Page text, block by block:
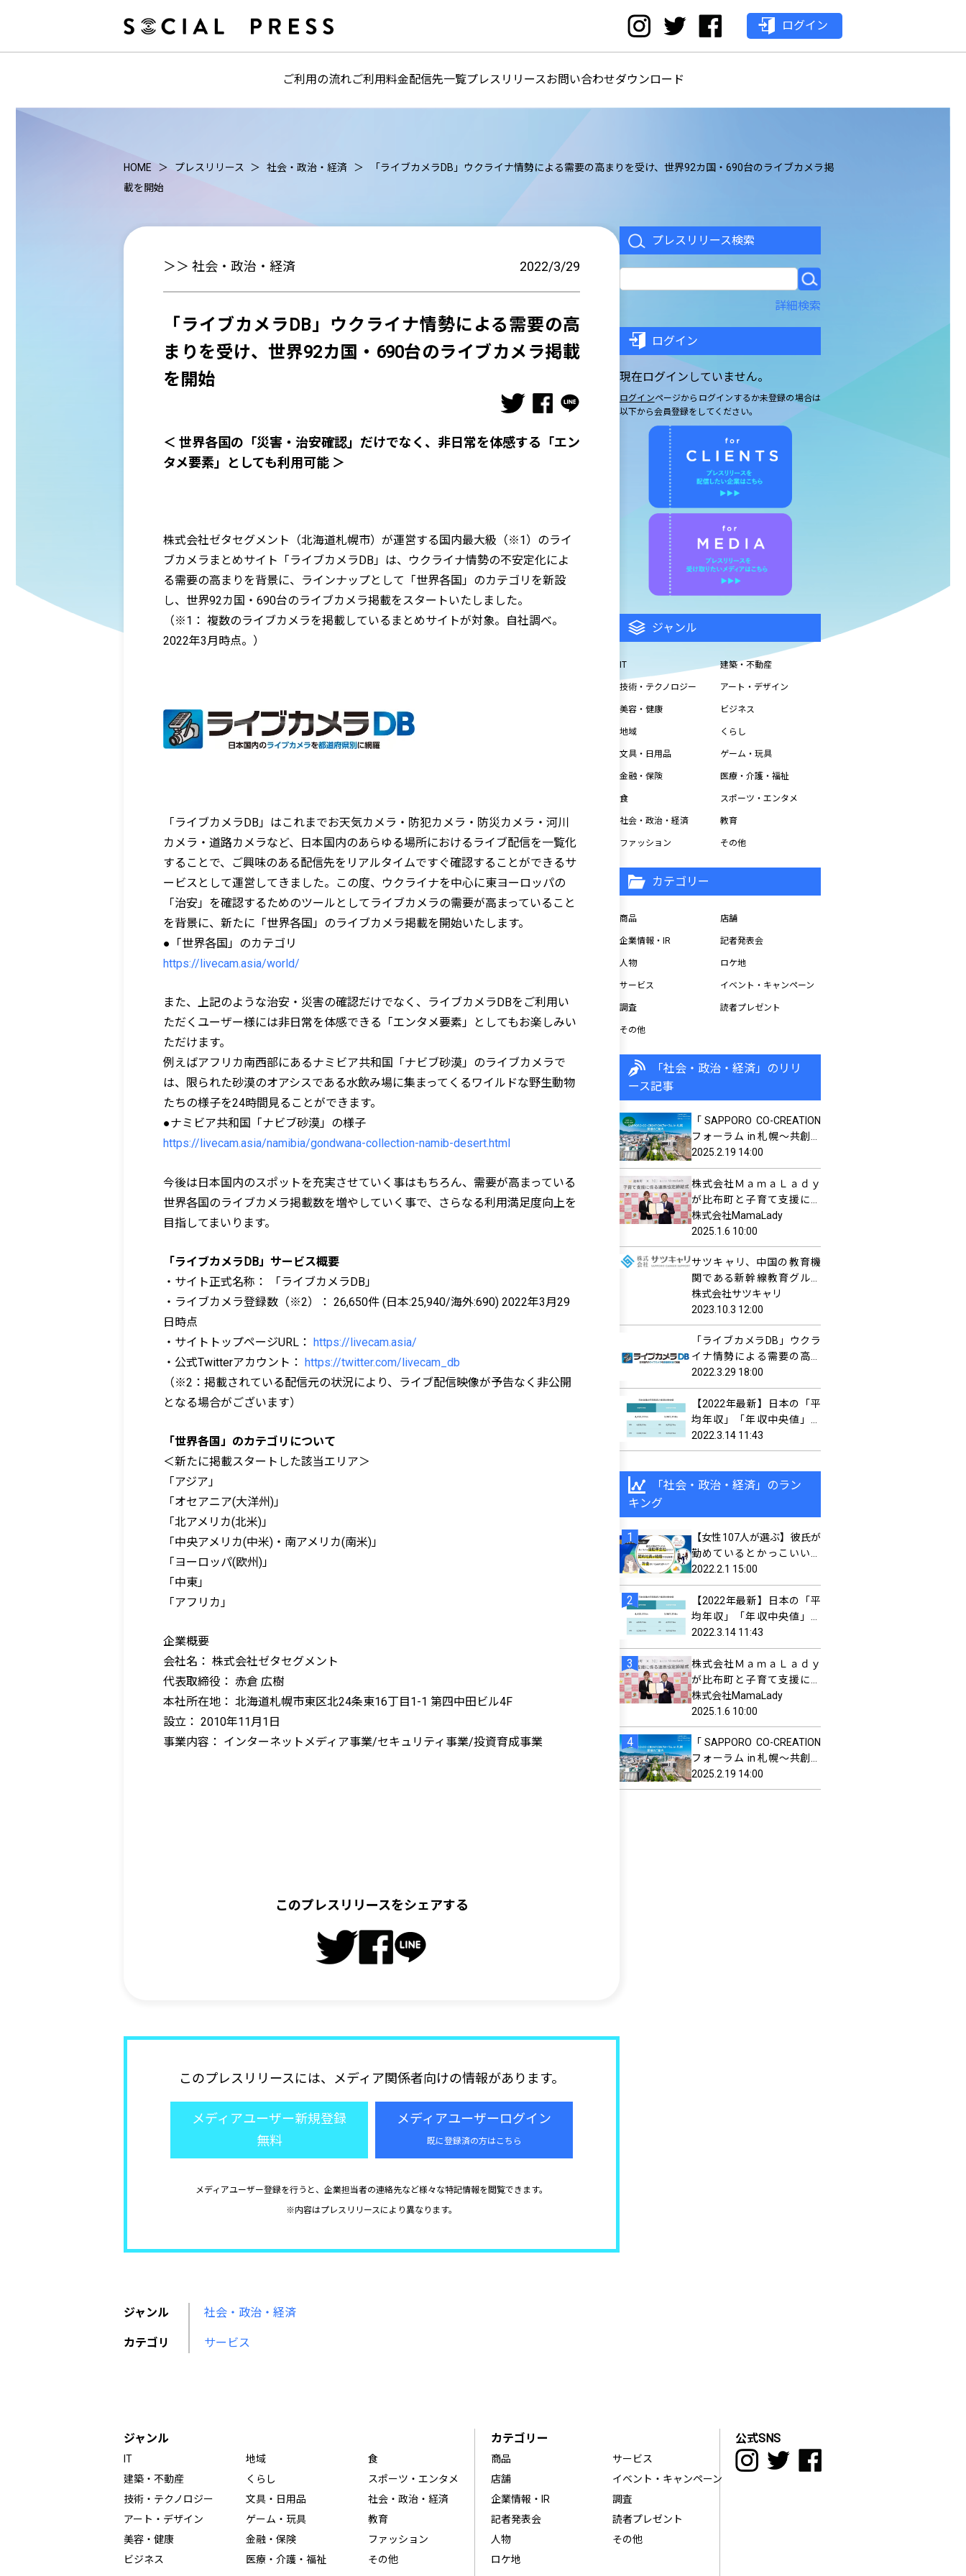
ログイン
ご利用の流れご利用料金配信先一覧プレスリリースお問い合わせダウンロード
HOME プレスリリース 社会・政治・経済
「ライブカメラDB」ウクライナ情勢による需要の高まりを受け、世界92カ国・690台のライブカメラ掲
載を開始
＞＞ 社会・政治・経済 2022/3/29
「ライブカメラDB」ウクライナ情勢による需要の高
まりを受け、世界92カ国・690台のライブカメラ掲載
を開始
＜ 世界各国の「災害・治安確認」だけでなく、非日常を体感する「エン
タメ要素」としても利用可能 ＞
株式会社ゼタセグメント（北海道札幌市）が運営する国内最大級（※1）のライ
ブカメラまとめサイト「ライブカメラDB」は、ウクライナ情勢の不安定化によ
る需要の高まりを背景に、ラインナップとして「世界各国」のカテゴリを新設
し、世界92カ国・690台のライブカメラ掲載をスタートいたしました。
（※1： 複数のライブカメラを掲載しているまとめサイトが対象。自社調べ。
2022年3月時点。）
「ライブカメラDB」はこれまでお天気カメラ・防犯カメラ・防災カメラ・河川
カメラ・道路カメラなど、日本国内のあらゆる場所におけるライブ配信を一覧化
することで、ご興味のある配信先をリアルタイムですぐ確認することができるサ
ービスとして運営してきました。この度、ウクライナを中心に東ヨーロッパの
「治安」を確認するためのツールとしてライブカメラの需要が高まっていること
を背景に、新たに「世界各国」のライブカメラ掲載を開始いたします。
●「世界各国」のカテゴリ
https://livecam.asia/world/
また、上記のような治安・災害の確認だけでなく、ライブカメラDBをご利用い
ただくユーザー様には非日常を体感できる「エンタメ要素」としてもお楽しみい
ただけます。
例えばアフリカ南西部にあるナミビア共和国「ナビブ砂漠」のライブカメラで
は、限られた砂漠のオアシスである水飲み場に集まってくるワイルドな野生動物
たちの様子を24時間見ることができます。
●ナミビア共和国「ナビブ砂漠」の様子
https://livecam.asia/namibia/gondwana-collection-namib-desert.html
今後は日本国内のスポットを充実させていく事はもちろん、需要が高まっている
世界各国のライブカメラ掲載数を増やしていく事で、さらなる利用満足度向上を
目指してまいります。
「ライブカメラDB」サービス概要
・サイト正式名称： 「ライブカメラDB」
・ライブカメラ登録数（※2）： 26,650件 (日本:25,940/海外:690) 2022年3月29
日時点
・サイトトップページURL： https://livecam.asia/
・公式Twitterアカウント： https://twitter.com/livecam_db
（※2：掲載されている配信元の状況により、ライブ配信映像が予告なく非公開
となる場合がございます）
「世界各国」のカテゴリについて
＜新たに掲載スタートした該当エリア＞
「アジア」
「オセアニア(大洋州)」
「北アメリカ(北米)」
「中央アメリカ(中米)・南アメリカ(南米)」
「ヨーロッパ(欧州)」
「中東」
「アフリカ」
企業概要
会社名： 株式会社ゼタセグメント
代表取締役： 赤倉 広樹
本社所在地： 北海道札幌市東区北24条東16丁目1-1 第四中田ビル4F
設立： 2010年11月1日
事業内容： インターネットメディア事業/セキュリティ事業/投資育成事業
このプレスリリースをシェアする
このプレスリリースには、メディア関係者向けの情報があります。
メディアユーザー新規登録
無料
メディアユーザーログイン
既に登録済の方はこちら
メディアユーザー登録を行うと、企業担当者の連絡先など様々な特記情報を閲覧できます。
※内容はプレスリリースにより異なります。
ジャンル 社会・政治・経済
カテゴリ サービス
プレスリリース検索
詳細検索
ログイン
現在ログインしていません。
ログインページからログインするか未登録の場合は
以下から会員登録をしてください。
ジャンル
IT 建築・不動産
技術・テクノロジー アート・デザイン
美容・健康 ビジネス
地域 くらし
文具・日用品 ゲーム・玩具
金融・保険 医療・介護・福祉
食 スポーツ・エンタメ
社会・政治・経済 教育
ファッション その他
カテゴリー
商品 店舗
企業情報・IR 記者発表会
人物 ロケ地
サービス イベント・キャンペーン
調査 読者プレゼント
その他
「社会・政治・経済」のリリ
ース記事
「SAPPORO CO-CREATION
フォーラム in 札幌～共創事
例から広がる、新たな可能
性の扉～」を開催します！
2025.2.19 14:00
株式会社ＭａｍａＬａｄｙ
が比布町と子育て支援に係
る連携協定を締結
株式会社MamaLady
2025.1.6 10:00
サツキャリ、中国の教育機
関である新幹線教育グルー
プと業務提携
株式会社サツキャリ
2023.10.3 12:00
「ライブカメラDB」ウクラ
イナ情勢による需要の高ま
りを受け、世界92カ国・690
台のライブカメラ掲載を開
始
2022.3.29 18:00
【2022年最新】日本の「平
均年収」「年収中央値」を
調査
2022.3.14 11:43
「社会・政治・経済」のラン
キング
【女性107人が選ぶ】彼氏が
勤めているとかっこいい自
動車メーカーランキング！
2022.2.1 15:00
【2022年最新】日本の「平
均年収」「年収中央値」を
調査
2022.3.14 11:43
株式会社ＭａｍａＬａｄｙ
が比布町と子育て支援に係
る連携協定を締結
株式会社MamaLady
2025.1.6 10:00
「SAPPORO CO-CREATION
フォーラム in 札幌～共創事
例から広がる、新たな可能
性の扉～」を開催します！
2025.2.19 14:00
ジャンル
IT
建築・不動産
技術・テクノロジー
アート・デザイン
美容・健康
ビジネス
地域
くらし
文具・日用品
ゲーム・玩具
金融・保険
医療・介護・福祉
食
スポーツ・エンタメ
社会・政治・経済
教育
ファッション
その他
カテゴリー
商品
店舗
企業情報・IR
記者発表会
人物
ロケ地
サービス
イベント・キャンペーン
調査
読者プレゼント
その他
公式SNS